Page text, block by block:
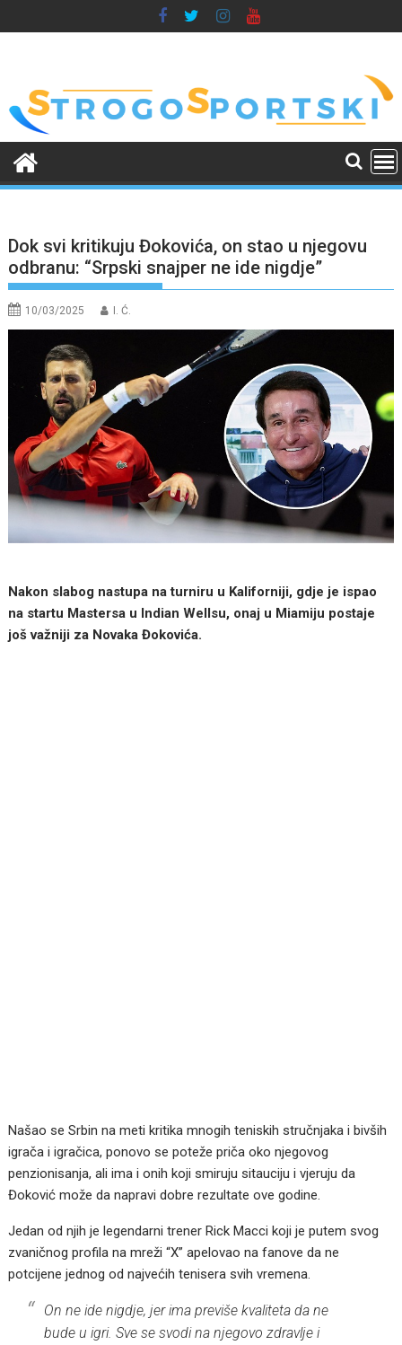
to
Dok svi kritikuju Đokovića, on stao u njegovu
odbranu: “Srpski snajper ne ide nigdje”
10/03/2025 I. Ć.
Nakon slabog nastupa na turniru u Kaliforniji, gdje je ispao
na startu Mastersa u Indian Wellsu, onaj u Miamiju postaje
još važniji za Novaka Đokovića.
Našao se Srbin na meti kritika mnogih teniskih stručnjaka i bivših
igrača i igračica, ponovo se poteže priča oko njegovog
penzionisanja, ali ima i onih koji smiruju sitauciju i vjeruju da
Đoković može da napravi dobre rezultate ove godine.
Jedan od njih je legendarni trener Rick Macci koji je putem svog
zvaničnog profila na mreži “X” apelovao na fanove da ne
potcijene jednog od najvećih tenisera svih vremena.
On ne ide nigdje, jer ima previše kvaliteta da ne
bude u igri. Sve se svodi na njegovo zdravlje i